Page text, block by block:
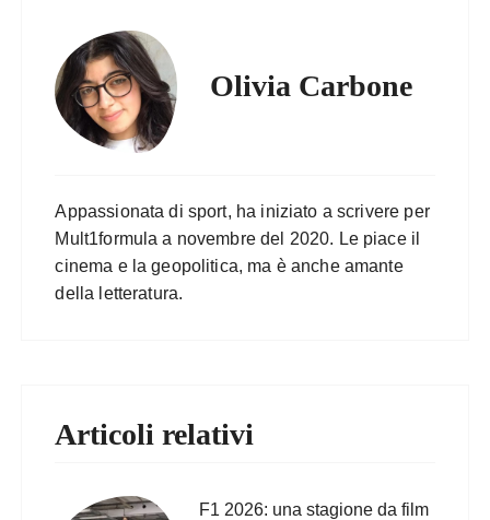
Olivia Carbone
Appassionata di sport, ha iniziato a scrivere per
Mult1formula a novembre del 2020. Le piace il
cinema e la geopolitica, ma è anche amante
della letteratura.
Articoli relativi
F1 2026: una stagione da film